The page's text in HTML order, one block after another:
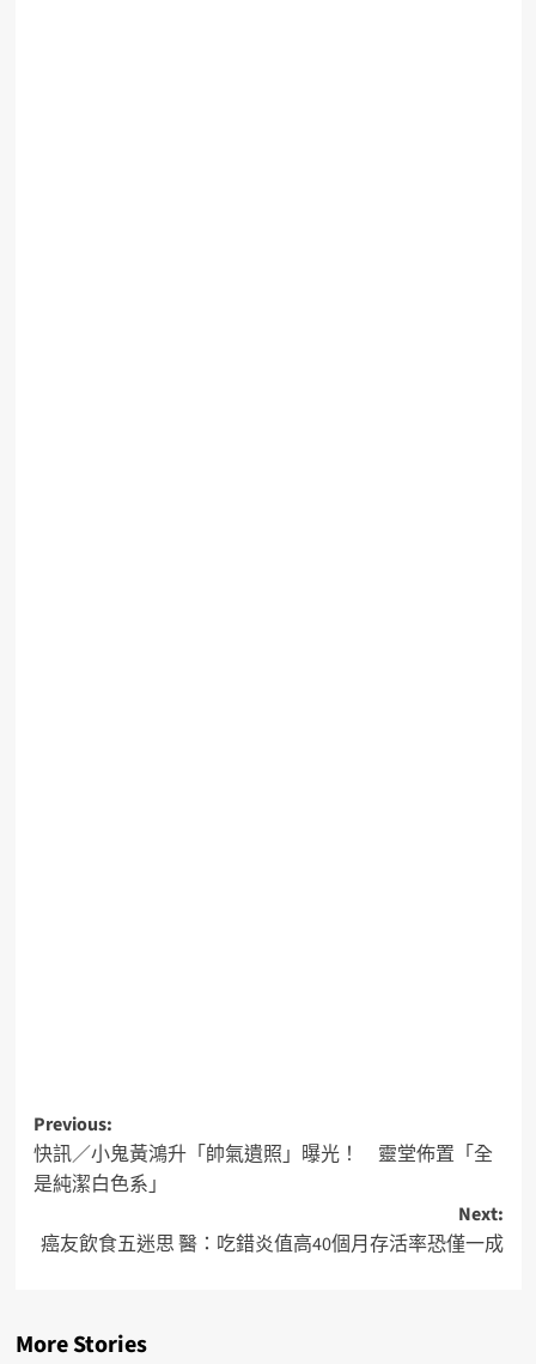
Previous:
快訊／小鬼黃鴻升「帥氣遺照」曝光！ 靈堂佈置「全
是純潔白色系」
Next:
癌友飲食五迷思 醫：吃錯炎值高40個月存活率恐僅一成
More Stories